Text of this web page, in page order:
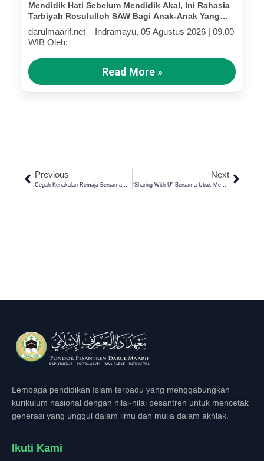
Mendidik Hati Sebelum Mendidik Akal, Ini Rahasia
Tarbiyah Rosululloh SAW Bagi Anak-Anak Yang
Terluka (Bagian III)
darulmaarif.net – Indramayu, 05 Agustus 2026 | 09.00
WIB Oleh:
Read More »
Previous
Cegah Kenakalan Remaja Bersama Daffa: Program CEKAL BEDA Untuk Generasi Muda Yang Lebih Baik
Next
“Sharing With U” Bersama Ubai: Membuka Tabu, Membangun Masa Depan Sehat Dan Bermutu
Lembaga pendidikan Islam terpadu yang menggabungkan
kurikulum nasional dengan nilai-nilai pesantren untuk mencetak
generasi yang unggul dalam ilmu dan mulia dalam akhlak.
Ikuti Kami